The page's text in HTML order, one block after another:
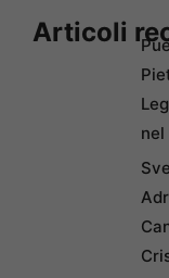
Articoli
nel